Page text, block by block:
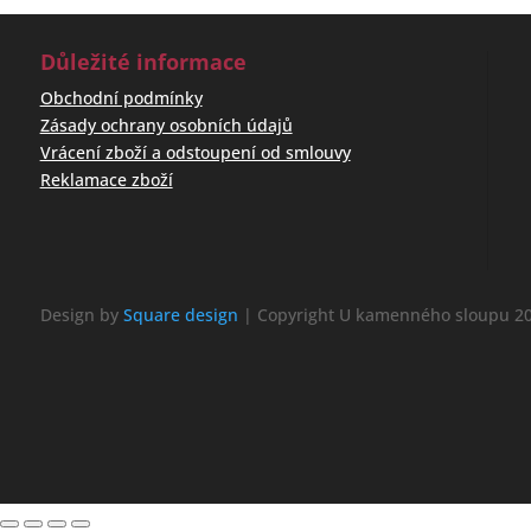
Důležité informace
Obchodní podmínky
Zásady ochrany osobních údajů
Vrácení zboží a odstoupení od smlouvy
Reklamace zboží
Design by Square design | Copyright U kamenného sloupu